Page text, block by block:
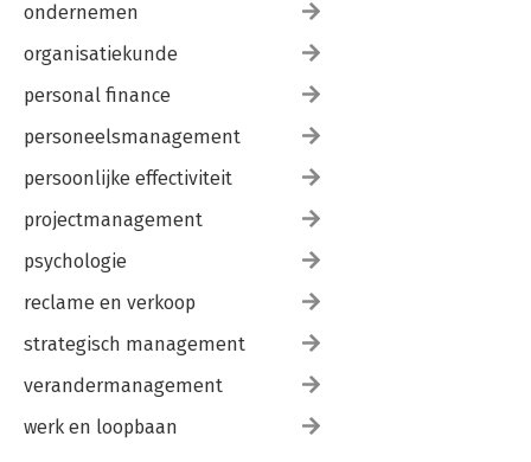
ondernemen
organisatiekunde
personal finance
personeelsmanagement
persoonlijke effectiviteit
projectmanagement
psychologie
reclame en verkoop
strategisch management
verandermanagement
werk en loopbaan